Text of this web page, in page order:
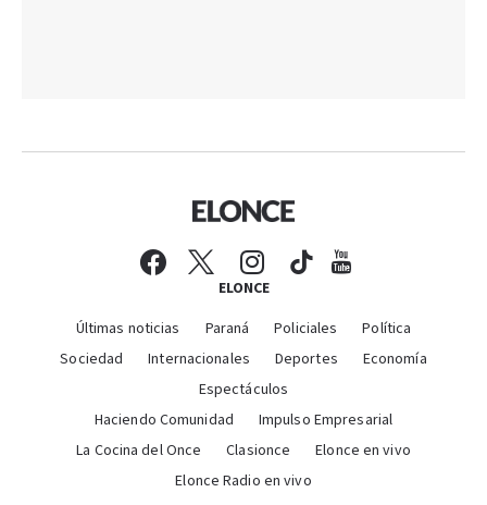
ELONCE
Últimas noticias Paraná Policiales
Política
Sociedad
Internacionales Deportes
Economía
Espectáculos
Haciendo Comunidad
Impulso Empresarial
La Cocina del Once
Clasionce
Elonce en vivo
Elonce Radio en vivo